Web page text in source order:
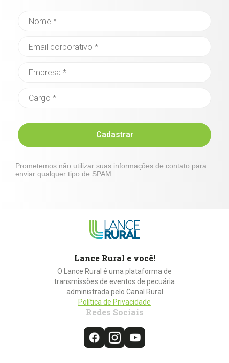
Cadastrar
Prometemos não utilizar suas informações de contato para
enviar qualquer tipo de SPAM.
Lance Rural e você!
O Lance Rural é uma plataforma de
transmissões de eventos de pecuária
administrada pelo Canal Rural
Política de Privacidade
Redes Sociais